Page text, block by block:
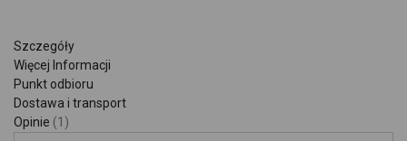
Szczegóły
Więcej Informacji
Punkt odbioru
Dostawa i transport
Opinie
1